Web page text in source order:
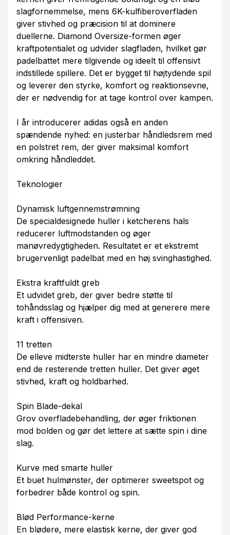
slagfornemmelse, mens 6K-kulfiberoverfladen
giver stivhed og præcision til at dominere
duellerne. Diamond Oversize-formen øger
kraftpotentialet og udvider slagfladen, hvilket gør
padelbattet mere tilgivende og ideelt til offensivt
indstillede spillere. Det er bygget til højtydende spil
og leverer den styrke, komfort og reaktionsevne,
der er nødvendig for at tage kontrol over kampen.
I år introducerer adidas også en anden
spændende nyhed: en justerbar håndledsrem med
en polstret rem, der giver maksimal komfort
omkring håndleddet.
Teknologier
Dynamisk luftgennemstrømning
De specialdesignede huller i ketcherens hals
reducerer luftmodstanden og øger
manøvredygtigheden. Resultatet er et ekstremt
brugervenligt padelbat med en høj svinghastighed.
Ekstra kraftfuldt greb
Et udvidet greb, der giver bedre støtte til
tohåndsslag og hjælper dig med at generere mere
kraft i offensiven.
11 tretten
De elleve midterste huller har en mindre diameter
end de resterende tretten huller. Det giver øget
stivhed, kraft og holdbarhed.
Spin Blade-dekal
Grov overfladebehandling, der øger friktionen
mod bolden og gør det lettere at sætte spin i dine
slag.
Kurve med smarte huller
Et buet hulmønster, der optimerer sweetspot og
forbedrer både kontrol og spin.
Blød Performance-kerne
En blødere, mere elastisk kerne, der giver god